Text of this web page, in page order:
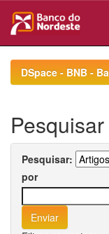
navigationDSpace - BNB -
Pesquisar
Pesquisar:
por